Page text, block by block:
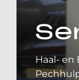
Haal- en